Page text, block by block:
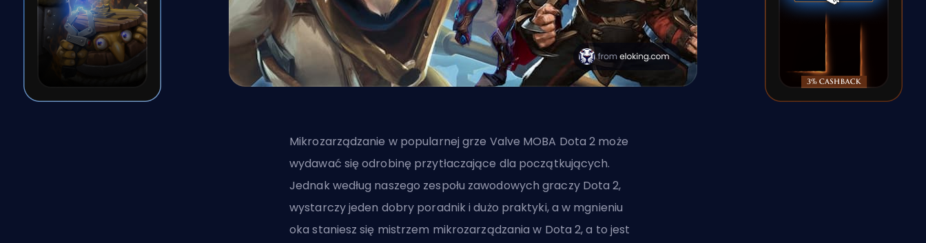
Mikrozarządzanie w popularnej grze Valve MOBA Dota 2 może
wydawać się odrobinę przytłaczające dla początkujących.
Jednak według naszego zespołu zawodowych graczy Dota 2,
wystarczy jeden dobry poradnik i dużo praktyki, a w mgnieniu
oka staniesz się mistrzem mikrozarządzania w Dota 2, a to jest